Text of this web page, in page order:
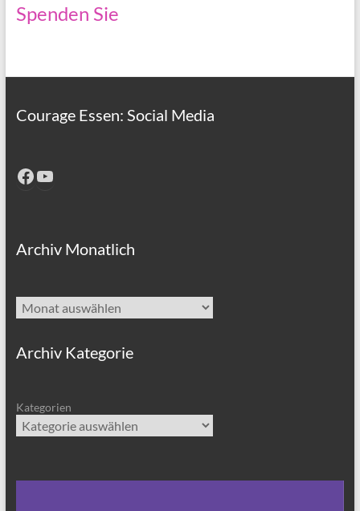
Spenden Sie
Courage Essen: Social Media
Facebook
YouTube
Archiv Monatlich
Archiv
Archiv Kategorie
Kategorien